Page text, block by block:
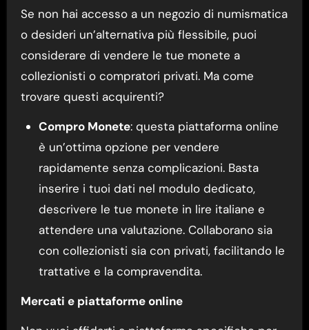
Se non hai accesso a un negozio di numismatica
o desideri un’alternativa più flessibile, puoi
considerare di vendere le tue monete a
collezionisti o compratori privati. Ma come
trovare questi acquirenti?
Compro Monete: questa piattaforma online
è un’ottima opzione per vendere
rapidamente senza complicazioni. Basta
inserire i tuoi dati nel modulo dedicato,
descrivere le tue monete in lire italiane e
attendere una valutazione. Collaborano sia
con collezionisti sia con privati, facilitando le
trattative e la compravendita.
Mercati e piattaforme online